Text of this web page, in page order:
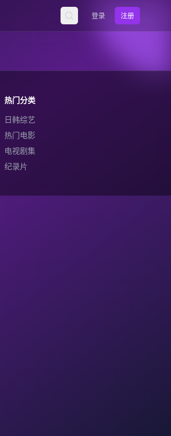
登录 注册
热门分类
日韩综艺
热门电影
电视剧集
纪录片